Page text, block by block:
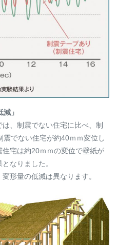
」
、制震でない住宅に比べ、制
でない住宅が約40ｍｍ変位し
宅は約20ｍｍの変位で壁紙が
なりました。
形量の低減は異なります。